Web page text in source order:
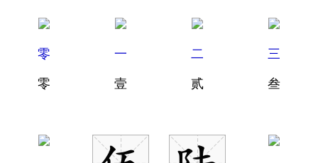
零
零
一
壹
二
贰
三
叁